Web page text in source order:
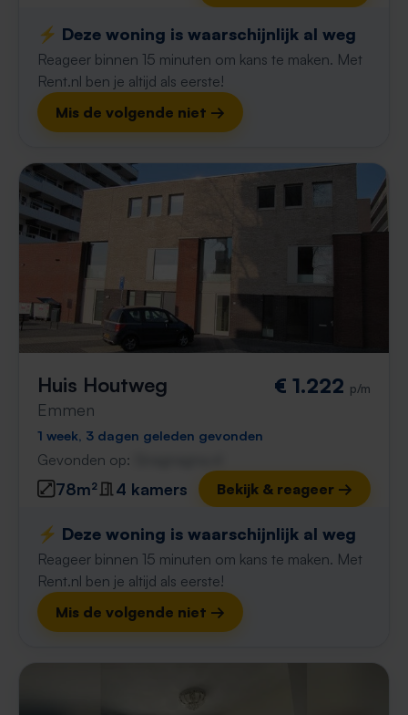
⚡️ Deze woning is waarschijnlijk al weg
Reageer binnen 15 minuten om kans te maken. Met
Rent.nl ben je altijd als eerste!
Mis de volgende niet →
Huis Houtweg
Emmen
€ 1.222 p/m
1 week, 3 dagen geleden gevonden
Gevonden op:
78m² 4 kamers Bekijk & reageer →
⚡️ Deze woning is waarschijnlijk al weg
Reageer binnen 15 minuten om kans te maken. Met
Rent.nl ben je altijd als eerste!
Mis de volgende niet →